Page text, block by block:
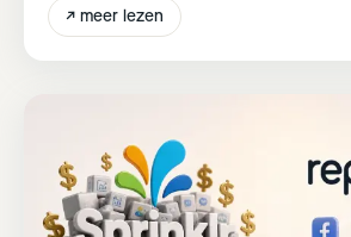
↗ meer lezen